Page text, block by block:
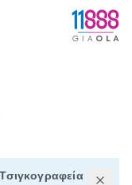
Τσιγκογραφεία